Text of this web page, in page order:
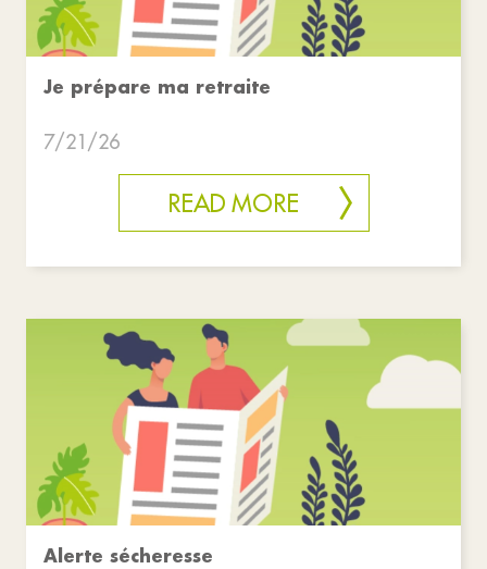
Je prépare ma retraite
7/21/26
READ MORE
Alerte sécheresse